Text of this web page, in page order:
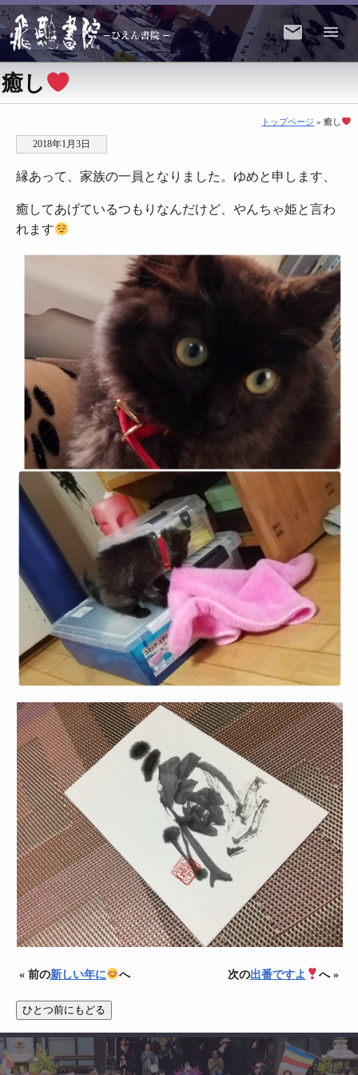
癒し
トップページ » 癒し
2018年1月3日
縁あって、家族の一員となりました。ゆめと申します、
癒してあげているつもりなんだけど、やんちゃ姫と言わ
れます
« 前の新しい年に へ 次の出番ですよ へ »